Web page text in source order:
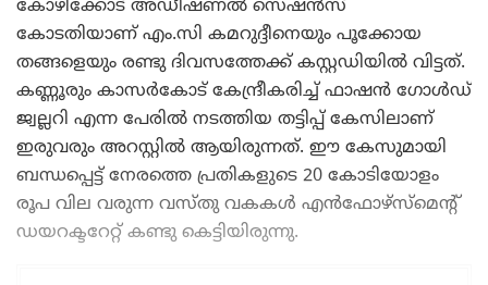
കോഴിക്കോട് അഡീഷണല്‍ സെഷന്‍സ്
കോടതിയാണ് എം.സി കമറുദ്ദീനെയും പൂക്കോയ
തങ്ങളെയും രണ്ടു ദിവസത്തേക്ക് കസ്റ്റഡിയില്‍ വിട്ടത്.
കണ്ണൂരും കാസർകോട് കേന്ദ്രീകരിച്ച് ഫാഷൻ ഗോൾഡ്
ജ്വല്ലറി എന്ന പേരിൽ നടത്തിയ തട്ടിപ്പ് കേസിലാണ്
ഇരുവരും അറസ്റ്റിൽ ആയിരുന്നത്. ഈ കേസുമായി
ബന്ധപ്പെട്ട് നേരത്തെ പ്രതികളുടെ 20 കോടിയോളം
രൂപ വില വരുന്ന വസ്തു വകകള്‍ എൻഫോഴ്സ്മെന്റ്
ഡയറക്ടറേറ്റ് കണ്ടു കെട്ടിയിരുന്നു.